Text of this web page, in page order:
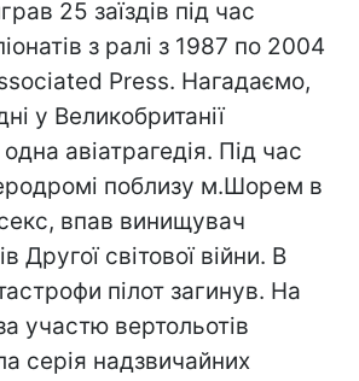
25 заїздів під час
з ралі з 1987 по 2004
Press. Нагадаємо,
у Великобританії
авіатрагедія. Під час
поблизу м.Шорем в
впав винищувач
Другої світової війни. В
пілот загинув. На
участю вертольотів
серія надзвичайних